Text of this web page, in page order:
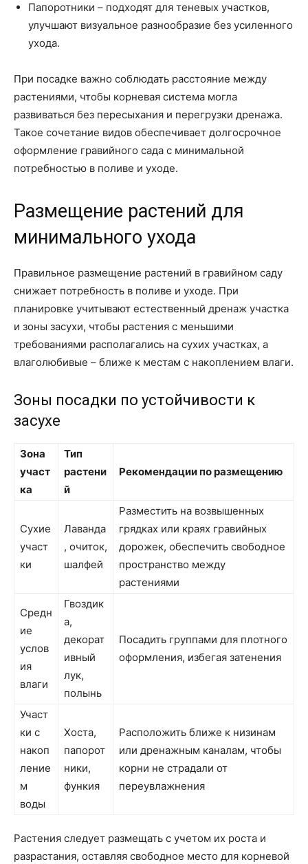
Папоротники – подходят для теневых участков,
улучшают визуальное разнообразие без усиленного
ухода.
При посадке важно соблюдать расстояние между
растениями, чтобы корневая система могла
развиваться без пересыхания и перегрузки дренажа.
Такое сочетание видов обеспечивает долгосрочное
оформление гравийного сада с минимальной
потребностью в поливе и уходе.
Размещение растений для
минимального ухода
Правильное размещение растений в гравийном саду
снижает потребность в поливе и уходе. При
планировке учитывают естественный дренаж участка
и зоны засухи, чтобы растения с меньшими
требованиями располагались на сухих участках, а
влаголюбивые – ближе к местам с накоплением влаги.
Зоны посадки по устойчивости к
засухе
Зона
участ
ка
Тип
растени
й
Рекомендации по размещению
Сухие
участ
ки
Лаванда
, очиток,
шалфей
Разместить на возвышенных
грядках или краях гравийных
дорожек, обеспечить свободное
пространство между
растениями
Средн
ие
услов
ия
влаги
Гвоздик
а,
декорат
ивный
лук,
полынь
Посадить группами для плотного
оформления, избегая затенения
Участ
ки с
накоп
ление
м
воды
Хоста,
папорот
ники,
функия
Расположить ближе к низинам
или дренажным каналам, чтобы
корни не страдали от
переувлажнения
Растения следует размещать с учетом их роста и
разрастания, оставляя свободное место для корневой